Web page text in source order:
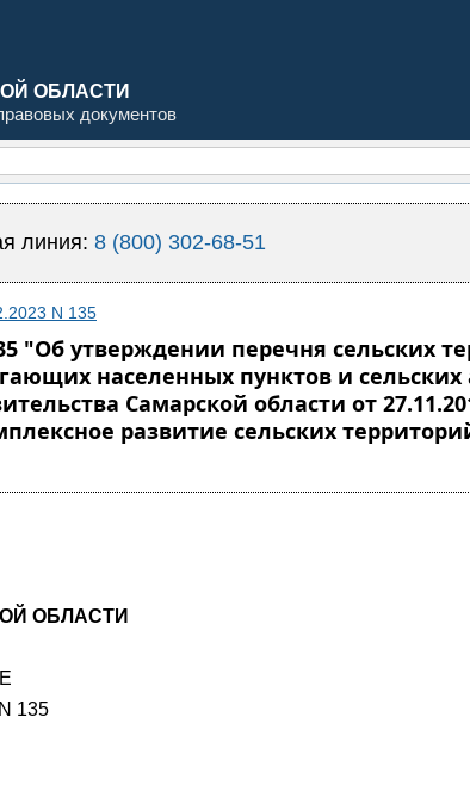
ОБЛАСТИ
документов
линия: 8 (800) 302-68-51
N 135
"Об утверждении перечня сельских
населенных пунктов и
Самарской области от
развитие сельских
ОБЛАСТИ
135